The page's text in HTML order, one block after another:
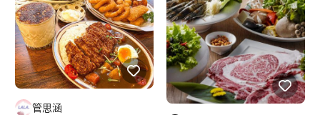
管思涵